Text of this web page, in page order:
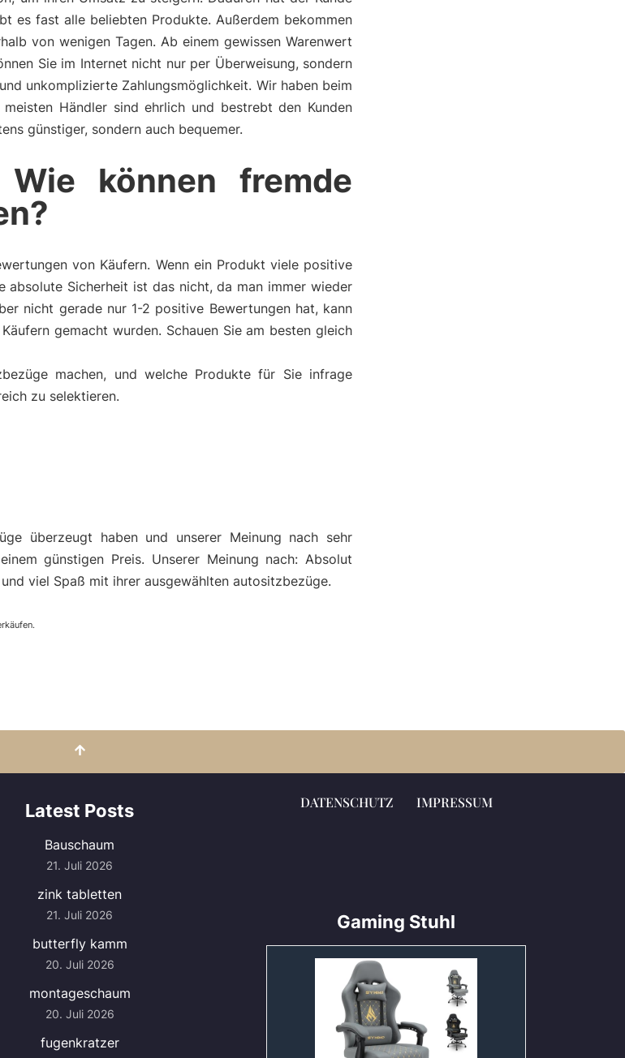
es fast alle beliebten Produkte. Außerdem bekommen
von wenigen Tagen. Ab einem gewissen Warenwert
Sie im Internet nicht nur per Überweisung, sondern
unkomplizierte Zahlungsmöglichkeit. Wir haben beim
Händler sind ehrlich und bestrebt den Kunden
günstiger, sondern auch bequemer.
können fremde
von Käufern. Wenn ein Produkt viele positive
absolute Sicherheit ist das nicht, da man immer wieder
nicht gerade nur 1-2 positive Bewertungen hat, kann
gemacht wurden. Schauen Sie am besten gleich
machen, und welche Produkte für Sie infrage
zu selektieren.
überzeugt haben und unserer Meinung nach sehr
günstigen Preis. Unserer Meinung nach: Absolut
viel Spaß mit ihrer ausgewählten autositzbezüge.
Latest Posts
Bauschaum
21. Juli 2026
zink tabletten
21. Juli 2026
butterfly kamm
20. Juli 2026
montageschaum
20. Juli 2026
fugenkratzer
DATENSCHUTZ IMPRESSUM
Gaming Stuhl